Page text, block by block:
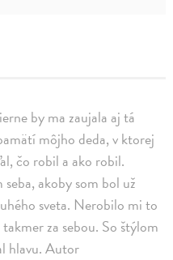
by ma zaujala aj tá
môjho deda, v ktorej
čo robil a ako robil.
akoby som bol už
sveta. Nerobilo mi to
za sebou. So štýlom
hlavu. Autor